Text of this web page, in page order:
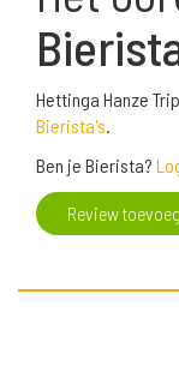
Hettinga Hanze
Bierista's.
Ben je Bierista?
Review